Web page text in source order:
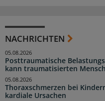
NACHRICHTEN
Posttraumatische
kann traumatisierten
05.08.2026
Thoraxschmerzen bei
kardiale Ursachen
05.08.2026